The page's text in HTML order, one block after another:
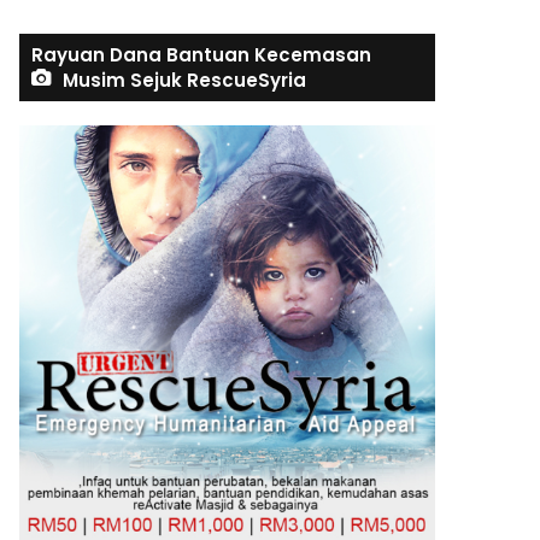
Rayuan Dana Bantuan Kecemasan
Musim Sejuk RescueSyria